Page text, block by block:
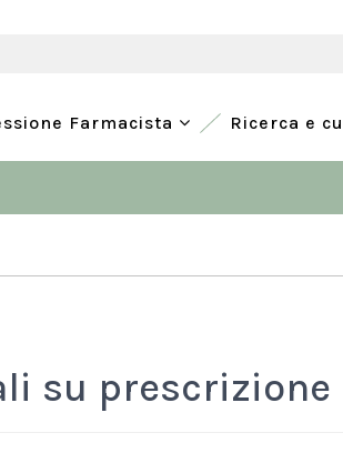
Farmacista Ricerca e
su prescrizione